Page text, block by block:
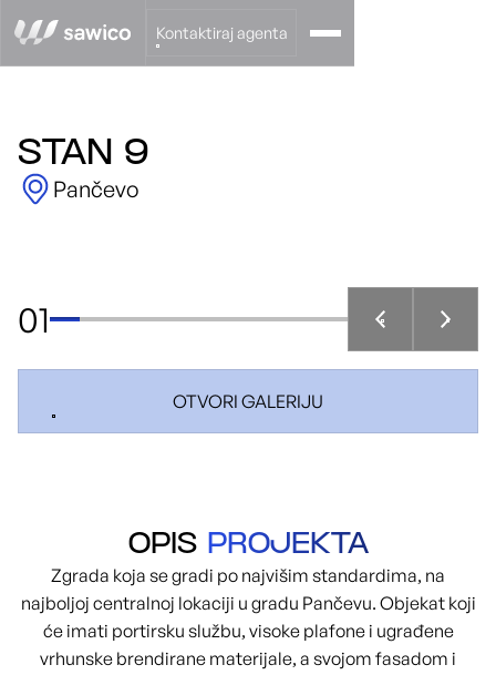
Kontaktiraj agenta
STAN 9
Pančevo
01
OTVORI GALERIJU
OPIS PROJEKTA
Zgrada koja se gradi po najvišim standardima, na
najboljoj centralnoj lokaciji u gradu Pančevu. Objekat koji
će imati portirsku službu, visoke plafone i ugrađene
vrhunske brendirane materijale, a svojom fasadom i